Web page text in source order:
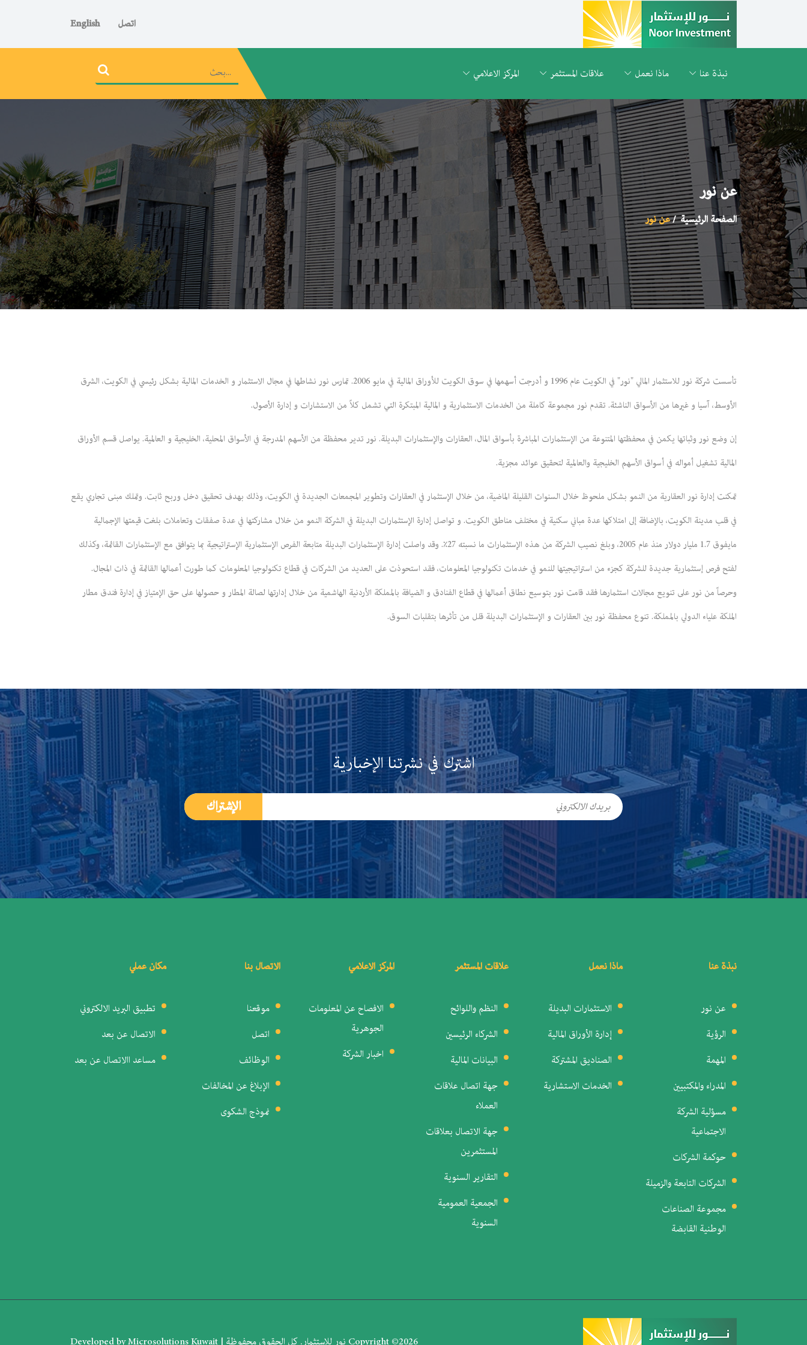
اتصل English
نبذة عنا ماذا نعمل علاقات المستثمر المركز الاعلامي
عن نور
الصفحة الرئيسية عن نور
تأسست شركة نور للاستثمار المالي "نور" في الكويت عام 1996 و أدرجت أسهمها في سوق الكويت للأوراق المالية في مايو 2006. تمارس نور نشاطها في مجال الاستثمار و الخدمات المالية بشكل رئيسي في الكويت، الشرق
الأوسط، آسيا و غيرها من الأسواق الناشئة. تقدم نور مجموعة كاملة من الخدمات الاستثمارية و المالية المبتكرة التي تشمل كلاً من الاستشارات و إدارة الأصول.
إن وضع نور وثباتها يكمن في محفظتها المتنوعة من الإستثمارات المباشرة بأسواق المال، العقارات والإستثمارات البديلة. نور تدير محفظة من الأسهم المدرجة في الأسواق المحلية، الخليجية و العالمية. يواصل قسم الأوراق
المالية تشغيل أمواله في أسواق الأسهم الخليجية والعالمية لتحقيق عوائد مجزية.
تمكنت إدارة نور العقارية من النمو بشكل ملحوظ خلال السنوات القليلة الماضية، من خلال الإستثمار في العقارات وتطوير المجمعات الجديدة في الكويت، وذلك بهدف تحقيق دخل وربح ثابت. وتملك مبنى تجاري يقع
في قلب مدينة الكويت، بالإضافة إلى امتلاكها عدة مباني سكنية في مختلف مناطق الكويت. و تواصل إدارة الإستثمارات البديلة في الشركة النمو من خلال مشاركتها في عدة صفقات وتعاملات بلغت قيمتها الإجمالية
مايفوق 1.7 مليار دولار منذ عام 2005، وبلغ نصيب الشركة من هذه الإستثمارات ما نسبته 27٪. وقد واصلت إدارة الإستثمارات البديلة متابعة الفرص الإستثمارية الإستراتيجية بما يتوافق مع الإستثمارات القائمة، وكذلك
لفتح فرص إستثمارية جديدة للشركة كجزء من استراتيجيتها للنمو في خدمات تكنولوجيا المعلومات، فقد استحوذت على العديد من الشركات في قطاع تكنولوجيا المعلومات كما طورت أعمالها القائمة في ذات المجال.
وحرصاً من نور على تنويع مجالات استثمارها فقد قامت نور بتوسيع نطاق أعمالها في قطاع الفنادق و الضيافة بالمملكة الأردنية الهاشمية من خلال إدارتها لصالة المطار و حصولها على حق الإمتياز في إدارة فندق مطار
الملكة علياء الدولي بالمملكة. تنوع محفظة نور بين العقارات و الإستثمارات البديلة قلل من تأثرها بتقلبات السوق.
اشترك في نشرتنا الإخبارية
الإشتراك
نبذة عنا
عن نور
الرؤية
المهمة
المدراء والمكتبيين
مسؤلية الشركة
الاجتماعية
حوكمة الشركات
الشركات التابعة والزميلة
مجموعة الصناعات
الوطنية القابضة
ماذا نعمل
الاستثمارات البديلة
إدارة الأوراق المالية
الصناديق المشتركة
الخدمات الاستشارية
علاقات المستثمر
النظم واللوائح
الشركاء الرئيسين
البيانات المالية
جهة اتصال علاقات
العملاء
جهة الاتصال بعلاقات
المستثمرين
التقارير السنوية
الجمعية العمومية
السنوية
المركز الاعلامي
الافصاح عن المعلومات
الجوهرية
اخبار الشركة
الاتصال بنا
موقعنا
اتصل
الوظائف
الإبلاغ عن المخالفات
نموذج الشكوى
مكان عملي
تطبيق البريد الالكتروني
الاتصال عن بعد
مساعد االاتصال عن بعد
Copyright ©2026 نور للاستثمار. كل الحقوق محفوظة | Developed by Microsolutions Kuwait